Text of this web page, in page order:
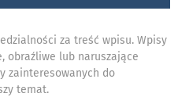
za treść wpisu. Wpisy
obraźliwe lub naruszające
zainteresowanych do
temat.